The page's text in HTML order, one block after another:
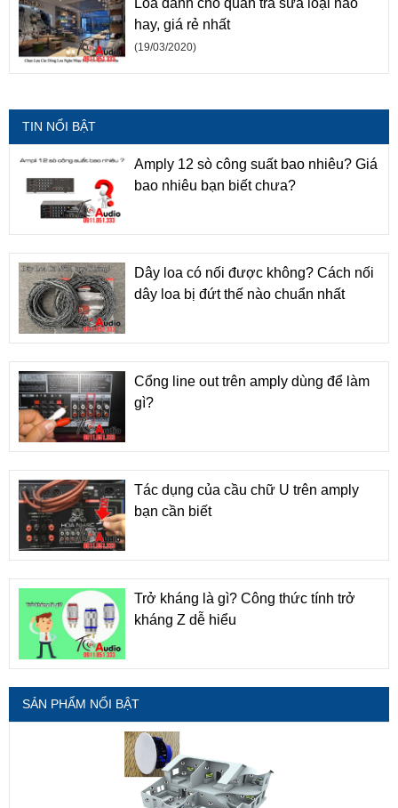
hay, giá rẻ nhất
(19/03/2020)
TIN NỔI BẬT
Amply 12 sò công suất bao nhiêu? Giá
bao nhiêu bạn biết chưa?
Dây loa có nối được không? Cách nối
dây loa bị đứt thế nào chuẩn nhất
Cổng line out trên amply dùng để làm
gì?
Tác dụng của cầu chữ U trên amply
bạn cần biết
Trở kháng là gì? Công thức tính trở
kháng Z dễ hiểu
SẢN PHẨM NỔI BẬT